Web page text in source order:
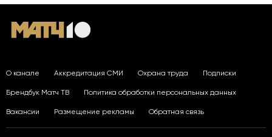
О канале Аккредитация СМИ Охрана труда Подписки
Брендбук Матч ТВ Политика обработки персональных данных
Вакансии Размещение рекламы Обратная связь